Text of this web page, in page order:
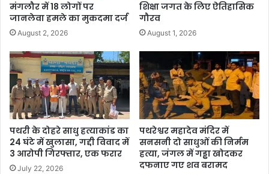
मंगलौर में 18 लोगों पर
जानलेवा हमले का मुकदमा दर्ज
August 2, 2026
शिक्षा जगत के लिए ऐतिहासिक
गौरव
August 1, 2026
पथरी के दोहरे साधु हत्याकांड का
24 घंटे में खुलासा, गद्दी विवाद में
3 आरोपी गिरफ्तार, एक फरार
July 22, 2026
पथरेश्वर महादेव मंदिर में
सनसनी दो साधुओं की निर्मम
हत्या, जंगल में गड्ढा खोदकर
दफनाए गए शव बरामद